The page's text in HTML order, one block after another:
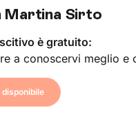
Martina Sirto
è gratuito:
a conoscervi meglio e
disponibile